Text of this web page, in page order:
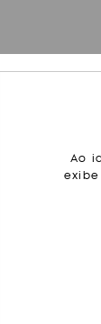
não iria ficar
seu
da
do
Ao